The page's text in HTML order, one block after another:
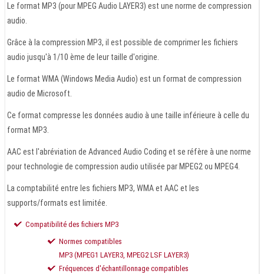
Le format MP3 (pour MPEG Audio LAYER3) est une norme de compression
audio.
Grâce à la compression MP3, il est possible de comprimer les fichiers
audio jusqu'à 1/10 ème de leur taille d'origine.
Le format WMA (Windows Media Audio) est un format de compression
audio de Microsoft.
Ce format compresse les données audio à une taille inférieure à celle du
format MP3.
AAC est l'abréviation de Advanced Audio Coding et se réfère à une norme
pour technologie de compression audio utilisée par MPEG2 ou MPEG4.
La comptabilité entre les fichiers MP3, WMA et AAC et les
supports/formats est limitée.
Compatibilité des fichiers MP3
Normes compatibles
MP3 (MPEG1 LAYER3, MPEG2 LSF LAYER3)
Fréquences d'échantillonnage compatibles